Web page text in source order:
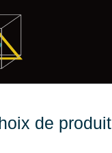
de produit